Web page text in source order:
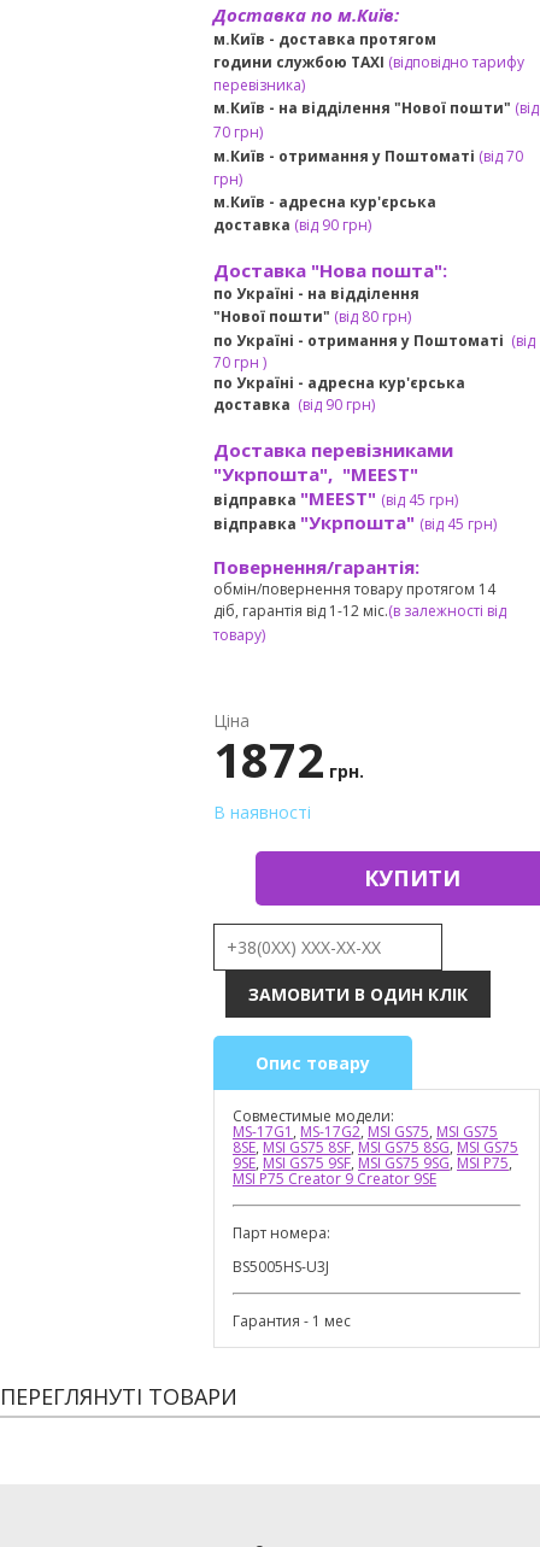
Доставка по м.Київ:
м.Київ - доставка протягом
години службою TAXI (відповідно тарифу
перевізника)
м.Київ - на відділення "Нової пошти" (від
70 грн)
м.Київ - отримання у Поштоматі (від 70
грн)
м.Київ - адресна кур'єрська
доставка (від90 грн)
Доставка "Нова пошта":
по Україні - на відділення
"Нової пошти" (від 80 грн)
по Україні - отримання у Поштоматі (від
70 грн )
по Україні - адресна кур'єрська
доставка (від90 грн)
Доставка перевізниками
"Укрпошта", "MEEST"
відправка "MEEST" (від 45 грн)
відправка "Укрпошта" (від 45 грн)
Повернення/гарантія:
обмін/повернення товару протягом 14
діб, гарантія від 1-12 міс.(в залежності від
товару)
Ціна
1872 грн.
В наявності
КУПИТИ
Опис товару
Совместимые модели:
MS-17G1 , MS-17G2, MSI GS75, MSI GS75
8SE, MSI GS75 8SF, MSI GS75 8SG, MSI GS75
9SE, MSI GS75 9SF, MSI GS75 9SG, MSI P75,
MSI P75 Creator 9 Creator 9SE
Парт номера:
BS5005HS-U3J
Гарантия - 1 мес
ПЕРЕГЛЯНУТІ ТОВАРИ